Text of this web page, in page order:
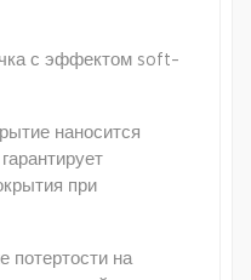
с эффектом soft-
наносится
при
потертости на